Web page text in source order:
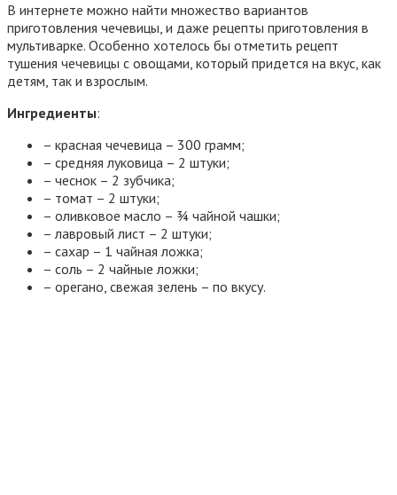
В интернете можно найти множество вариантов
приготовления чечевицы, и даже рецепты приготовления в
мультиварке. Особенно хотелось бы отметить рецепт
тушения чечевицы с овощами, который придется на вкус, как
детям, так и взрослым.
Ингредиенты:
– красная чечевица – 300 грамм;
– средняя луковица – 2 штуки;
– чеснок – 2 зубчика;
– томат – 2 штуки;
– оливковое масло – ¾ чайной чашки;
– лавровый лист – 2 штуки;
– сахар – 1 чайная ложка;
– соль – 2 чайные ложки;
– орегано, свежая зелень – по вкусу.